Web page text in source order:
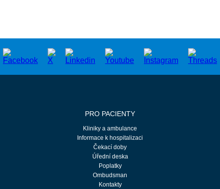
PRO PACIENTY
Kliniky a ambulance
Informace k hospitalizaci
Čekací doby
Úřední deska
Poplatky
Ombudsman
Kontakty